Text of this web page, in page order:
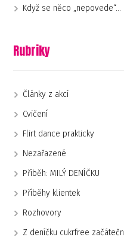
Když se něco „nepovede“…
Rubriky
Články z akcí
Cvičení
Flirt dance prakticky
Nezařazené
Příběh: MILÝ DENÍČKU
Příběhy klientek
Rozhovory
Z deníčku cukrfree